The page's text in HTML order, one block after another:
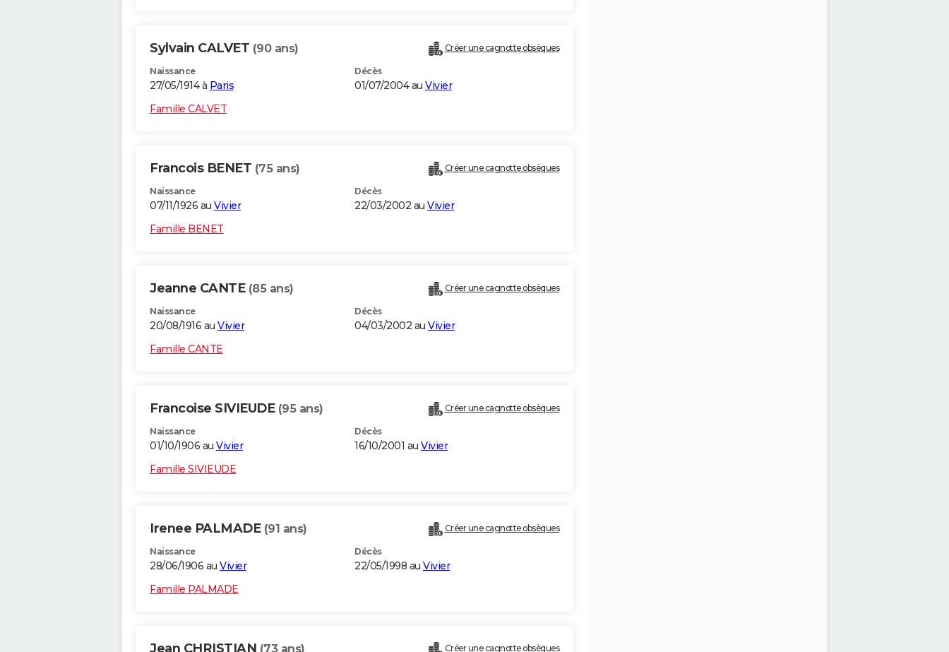
Sylvain CALVET (90 ans) Créer une cagnotte obsèques
Naissance
27/05/1914 à Paris
Décès
01/07/2004 au Vivier
Famille CALVET
Francois BENET (75 ans) Créer une cagnotte obsèques
Naissance
07/11/1926 au Vivier
Décès
22/03/2002 au Vivier
Famille BENET
Jeanne CANTE (85 ans) Créer une cagnotte obsèques
Naissance
20/08/1916 au Vivier
Décès
04/03/2002 au Vivier
Famille CANTE
Francoise SIVIEUDE (95 ans) Créer une cagnotte obsèques
Naissance
01/10/1906 au Vivier
Décès
16/10/2001 au Vivier
Famille SIVIEUDE
Irenee PALMADE (91 ans) Créer une cagnotte obsèques
Naissance
28/06/1906 au Vivier
Décès
22/05/1998 au Vivier
Famille PALMADE
Jean CHRISTIAN (73 ans) Créer une cagnotte obsèques